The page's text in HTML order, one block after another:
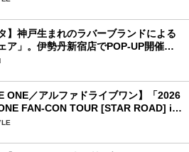
】神戸生まれのラバーブランドによる
ア」。伊勢丹新宿店でPOP-UP開催
ONE／アルファドライブワン】「2026
FAN-CON TOUR [STAR ROAD] in
目詳細レポ【前編】